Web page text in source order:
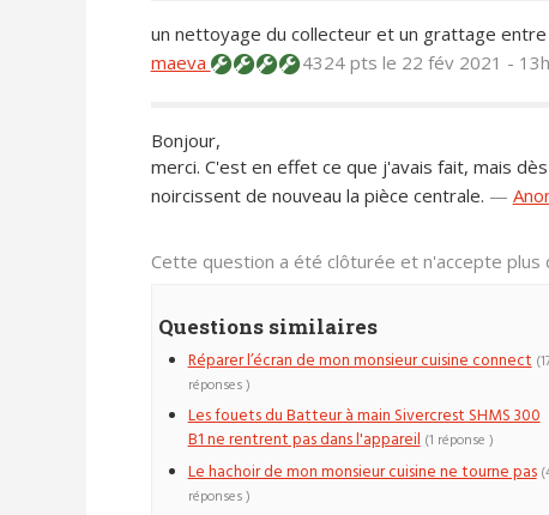
un nettoyage du collecteur et un grattage
maeva
4324 pts le 22 fév 2021 -
Bonjour,
merci. C'est en effet ce que j'avais fait, mais
noircissent de nouveau la pièce centrale. —
Cette question a été clôturée et n'accepte plus
Questions similaires
Réparer l’écran de mon monsieur cuisine connect
réponses )
Les fouets du Batteur à main Sivercrest SHMS 300
B1 ne rentrent pas dans l'appareil (1 réponse )
Le hachoir de mon monsieur cuisine ne tourne pas
réponses )